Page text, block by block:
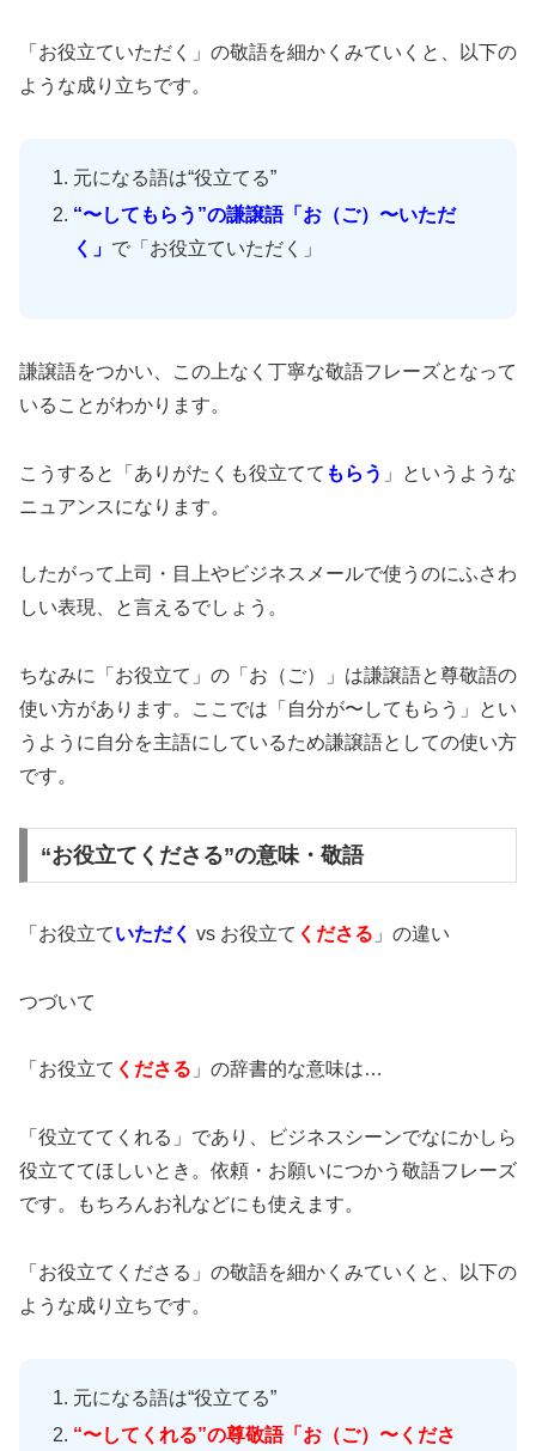
「お役立ていただく」の敬語を細かくみていくと、以下の
ような成り立ちです。
元になる語は“役立てる”
“〜してもらう”の謙譲語「お（ご）〜いただ
く」 で「お役立ていただく」
謙譲語をつかい、この上なく丁寧な敬語フレーズとなって
いることがわかります。
こうすると「ありがたくも役立てて もらう 」というような
ニュアンスになります。
したがって上司・目上やビジネスメールで使うのにふさわ
しい表現、と言えるでしょう。
ちなみに「お役立て」の「お（ご）」は謙譲語と尊敬語の
使い方があります。ここでは「自分が〜してもらう」とい
うように自分を主語にしているため謙譲語としての使い方
です。
“お役立てくださる”の意味・敬語
「お役立ていただく vs お役立て くださる 」の違い
つづいて
「お役立て くださる 」の辞書的な意味は…
「役立ててくれる」であり、ビジネスシーンでなにかしら
役立ててほしいとき。依頼・お願いにつかう敬語フレーズ
です。もちろんお礼などにも使えます。
「お役立てくださる」の敬語を細かくみていくと、以下の
ような成り立ちです。
元になる語は“役立てる”
“〜してくれる”の尊敬語「お（ご）〜くださ